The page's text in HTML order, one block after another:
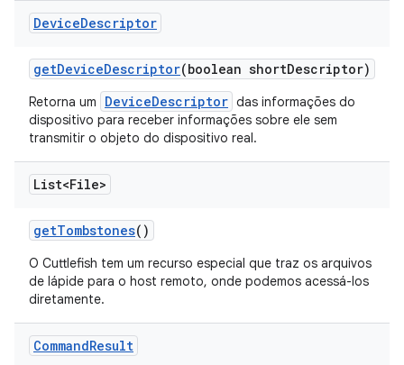
DeviceDescriptor
getDeviceDescriptor(boolean shortDescriptor)
Retorna um DeviceDescriptor das informações do
dispositivo para receber informações sobre ele sem
transmitir o objeto do dispositivo real.
List<File>
getTombstones()
O Cuttlefish tem um recurso especial que traz os arquivos
de lápide para o host remoto, onde podemos acessá-los
diretamente.
CommandResult